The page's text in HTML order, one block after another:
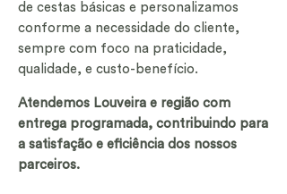
de cestas básicas e personalizamos
conforme a necessidade do cliente,
sempre com foco na praticidade,
qualidade, e custo-benefício.
Atendemos Louveira e região com
entrega programada, contribuindo para
a satisfação e eficiência dos nossos
parceiros.